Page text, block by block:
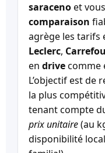
saracenoet
comparaison
agrège les tarifs
Leclerc,
en drivecomme
L’objectif est de
la plus
tenant compte
prix unitaire(au
disponibilité